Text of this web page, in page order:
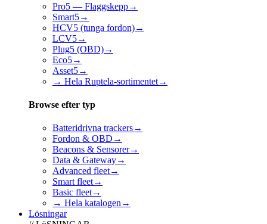
Pro5 — Flaggskepp→
Smart5→
HCV5 (tunga fordon)→
LCV5→
Plug5 (OBD)→
Eco5→
Asset5→
→ Hela Ruptela-sortimentet→
Browse efter typ
Batteridrivna trackers→
Fordon & OBD →
Beacons & Sensorer→
Data & Gateway→
Advanced fleet→
Smart fleet→
Basic fleet→
→ Hela katalogen →
Lösningar